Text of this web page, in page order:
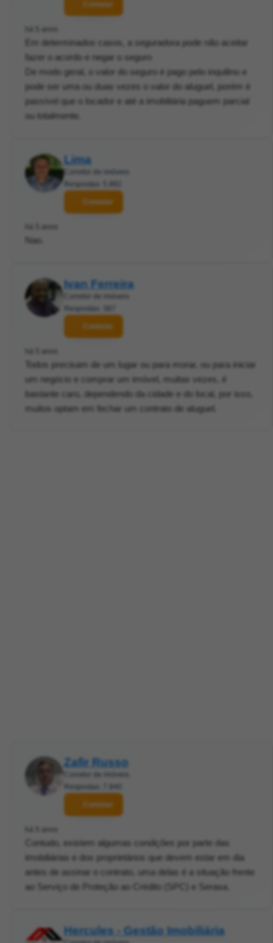
Contatar
há 5 anos
Em determinados casos, a seguradora pode não aceitar
fazer o acordo e negar o seguro
De modo geral, o valor do seguro é pago pelo inquilino e
pode ser uma ou duas vezes o valor do aluguel, porém é
passível que o locador e até a imobiliária paguem parcial
ou totalmente.
Lima
Corretor de imóveis
Respostas: 5.882
Contatar
há 5 anos
Nao.
Ivan Ferreira
Corretor de imóveis
Respostas: 387
Contatar
há 5 anos
Todos precisam de um lugar ou para morar, ou para iniciar
um negócio e comprar um imóvel, muitas vezes, é
bastante caro, dependendo da cidade e do local, por isso,
muitos optam em fechar um contrato de aluguel.
Zafir Russo
Corretor de imóveis
Respostas: 7.840
Contatar
há 5 anos
Contudo, existem algumas condições por parte das
imobiliárias e dos proprietários que devem estar em dia
antes de assinar o contrato, uma delas é a situação frente
ao Serviço de Proteção ao Crédito (SPC) e Serasa.
Hercules - Gestão Imobiliária